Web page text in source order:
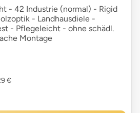
- 42 Industrie (normal) - Rigid
- Landhausdiele -
- Pflegeleicht - ohne schädl.
Montage
€